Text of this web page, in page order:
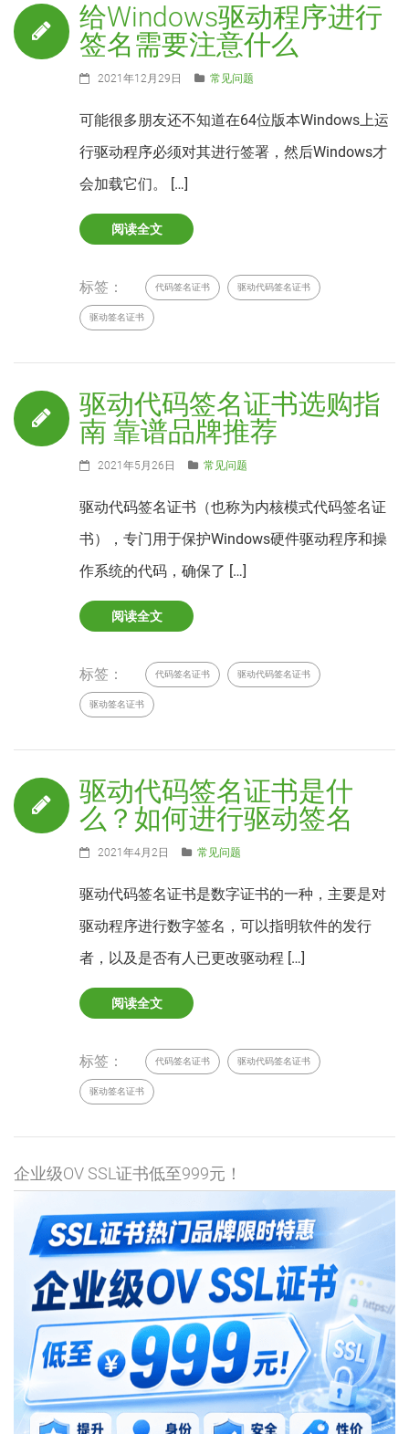
给Windows驱动程序进行
签名需要注意什么
2021年12月29日 常见问题
可能很多朋友还不知道在64位版本Windows上运
行驱动程序必须对其进行签署，然后Windows才
会加载它们。 […]
阅读全文
标签： 代码签名证书 驱动代码签名证书
驱动签名证书
驱动代码签名证书选购指
南 靠谱品牌推荐
2021年5月26日 常见问题
驱动代码签名证书（也称为内核模式代码签名证
书），专门用于保护Windows硬件驱动程序和操
作系统的代码，确保了 […]
阅读全文
标签： 代码签名证书 驱动代码签名证书
驱动签名证书
驱动代码签名证书是什
么？如何进行驱动签名
2021年4月2日 常见问题
驱动代码签名证书是数字证书的一种，主要是对
驱动程序进行数字签名，可以指明软件的发行
者，以及是否有人已更改驱动程 […]
阅读全文
标签： 代码签名证书 驱动代码签名证书
驱动签名证书
企业级OV SSL证书低至999元！